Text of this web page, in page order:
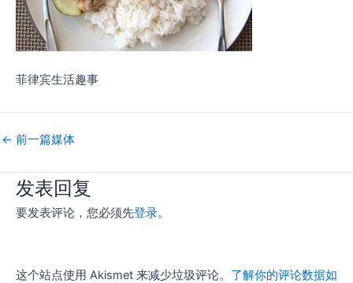
菲律宾生活趣事
← 前一篇媒体
发表回复
要发表评论，您必须先登录。
这个站点使用 Akismet 来减少垃圾评论。 了解你的评论数据如